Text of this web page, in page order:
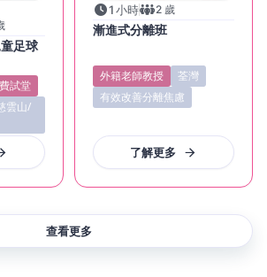
足球
試堂
雲山/
1 小時 2歲
漸進式分離班
外籍老師教授
荃灣
有效改善分離焦慮
了解更多
查看更多